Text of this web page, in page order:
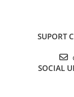
SUPORT
SOCIAL